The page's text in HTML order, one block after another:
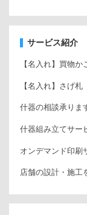
サービス紹介
【名入れ】買物か
【名入れ】さげ札
什器の相談承りま
什器組み立てサー
オンデマンド印刷
店舗の設計・施工